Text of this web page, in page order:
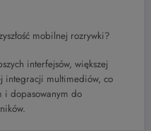
mobilnej rozrywki?
interfejsów, większej
integracji multimediów, co
i dopasowanym do